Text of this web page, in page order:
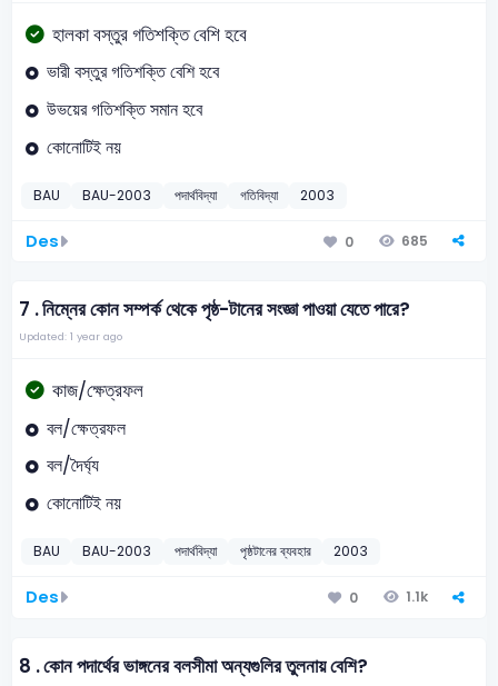
হালকা বস্তুর গতিশক্তি বেশি হবে
ভারী বস্তুর গতিশক্তি বেশি হবে
উভয়ের গতিশক্তি সমান হবে
কোনোটিই নয়
BAU BAU-2003 পদার্থবিদ্যা গতিবিদ্যা 2003
Des 0 685
7 .নিম্নের কোন সম্পর্ক থেকে পৃষ্ঠ-টানের সংজ্ঞা পাওয়া যেতে পারে?
Updated: 1 year ago
কাজ/ক্ষেত্রফল
বল/ক্ষেত্রফল
বল/দৈর্ঘ্য
কোনোটিই নয়
BAU BAU-2003 পদার্থবিদ্যা পৃষ্ঠটানের ব্যবহার 2003
Des 0 1.1k
8 .কোন পদার্থের ভাঙ্গনের বলসীমা অন্যগুলির তুলনায় বেশি?